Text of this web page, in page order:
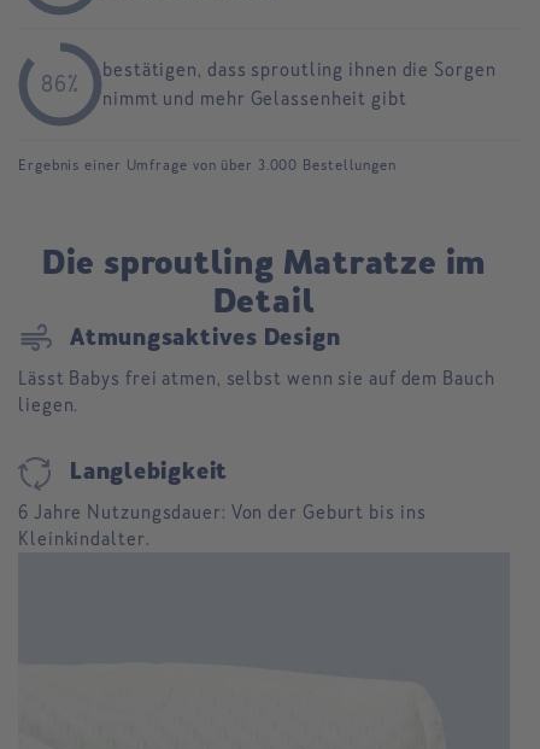
86%
bestätigen, dass sproutling ihnen die Sorgen
nimmt und mehr Gelassenheit gibt
Ergebnis einer Umfrage von über 3.000 Bestellungen
Die sproutling Matratze im
Detail
air Atmungsaktives Design
Lässt Babys frei atmen, selbst wenn sie auf dem Bauch
liegen.
cycle Langlebigkeit
6 Jahre Nutzungsdauer: Von der Geburt bis ins
Kleinkindalter.